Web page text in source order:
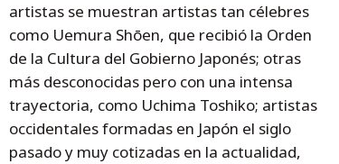
artistas se muestran artistas tan célebres
como Uemura Shōen, que recibió la Orden
de la Cultura del Gobierno Japonés; otras
más desconocidas pero con una intensa
trayectoria, como Uchima Toshiko; artistas
occidentales formadas en Japón el siglo
pasado y muy cotizadas en la actualidad,